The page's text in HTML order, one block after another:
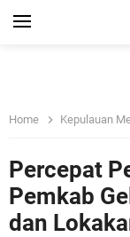
Home Kepulauan
Percepat
Pemkab
dan